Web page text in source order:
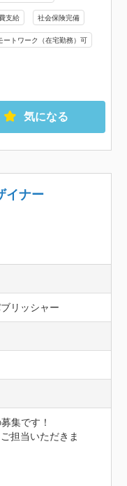
支給 社会保険完備
ートワーク（在宅勤務）可
気になる
イナー
リッシャー
集です！
担当いただきま